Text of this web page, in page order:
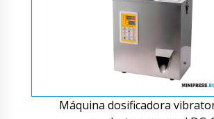
Máquina dosificadora